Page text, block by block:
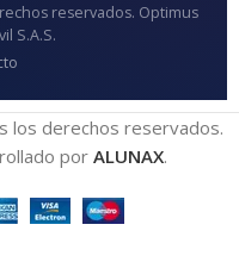
reservados. Optimus
S.A.S.
los derechos reservados.
porALUNAX.